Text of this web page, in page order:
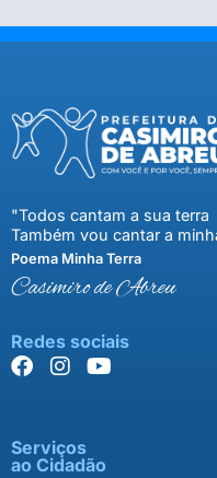
"Todos cantam a sua terra
Também vou cantar a
Poema Minha Terra
Casimiro de Abreu
Redes sociais
Serviços
ao Cidadão